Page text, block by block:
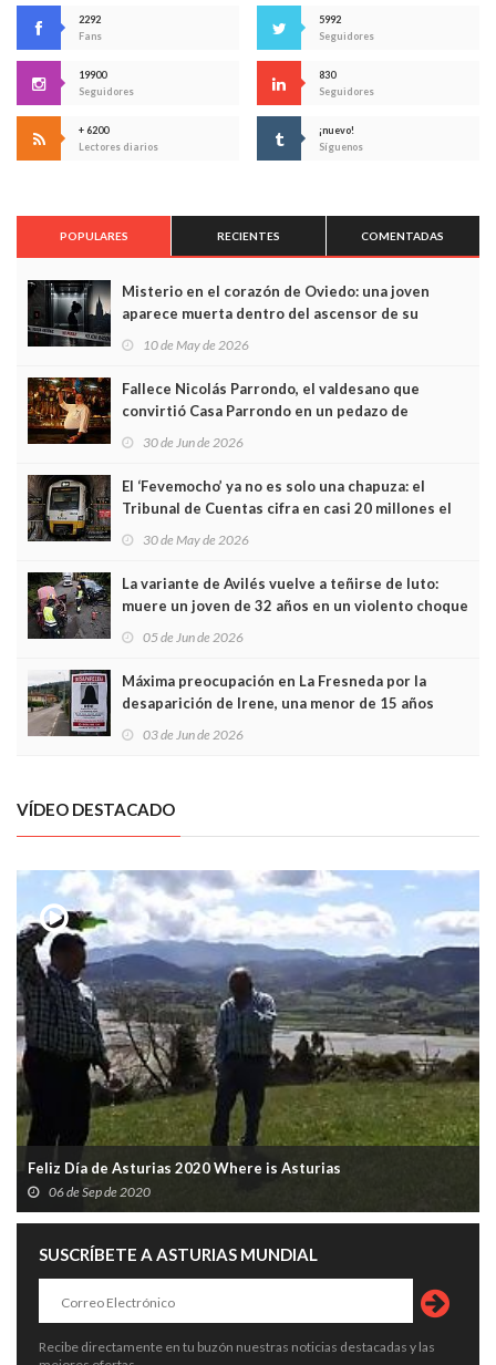
2292
Fans
5992
Seguidores
19900
Seguidores
830
Seguidores
+ 6200
Lectores diarios
¡nuevo!
Síguenos
POPULARES RECIENTES COMENTADAS
Misterio en el corazón de Oviedo: una joven
aparece muerta dentro del ascensor de su
10 de May de 2026
Fallece Nicolás Parrondo, el valdesano que
convirtió Casa Parrondo en un pedazo de
30 de Jun de 2026
El ‘Fevemocho’ ya no es solo una chapuza: el
Tribunal de Cuentas cifra en casi 20 millones el
30 de May de 2026
La variante de Avilés vuelve a teñirse de luto:
muere un joven de 32 años en un violento choque
05 de Jun de 2026
Máxima preocupación en La Fresneda por la
desaparición de Irene, una menor de 15 años
03 de Jun de 2026
VÍDEO DESTACADO
Feliz Día de Asturias 2020 Where is Asturias
06 de Sep de 2020
SUSCRÍBETE A ASTURIAS MUNDIAL
Recibe directamente en tu buzón nuestras noticias destacadas y las